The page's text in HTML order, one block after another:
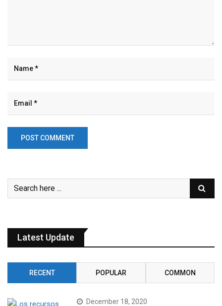
Latest Update
RECENT POPULAR COMMON
December 18, 2020